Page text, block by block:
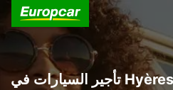
تأجير السيارات في Hyères : اكتشف جميع